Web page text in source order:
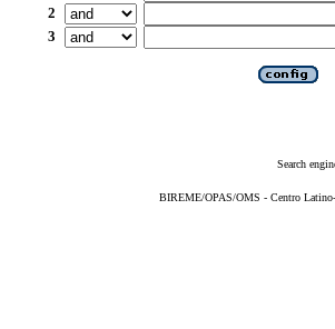
2
3
Search
BIREME/OPAS/OMS - Centro Latino-